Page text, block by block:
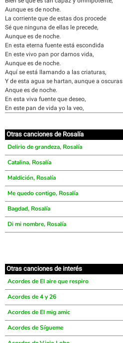
Aunque es de noche.
La corriente que de estas dos procede
Sé que ninguna de ellas le precede,
Aunque es de noche.
En esta eterna fuente está escondida
En este vivo pan por darnos vida,
Aunque es de noche.
Aquí se está llamando a las criaturas,
Y de esta agua se hartan, aunque a oscuras
Anque es de noche.
En esta viva fuente que deseo,
En este pan de vida yo la veo,
Otras canciones de Rosalía
Delirio de grandeza, Rosalía
Catalina, Rosalía
Maldición, Rosalía
Me quedo contigo, Rosalía
Bagdad, Rosalía
Di mi nombre, Rosalía
Otras canciones de interés
Acordes de El aire que respiro
Acordes de 4 y 26
Acordes de El mig amic
Acordes de Sígueme